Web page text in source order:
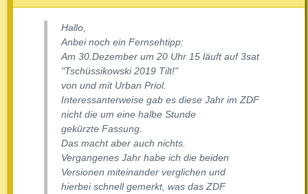
Hallo,
Anbei noch ein Fernsehtipp:
Am 30.Dezember um 20 Uhr 15 läuft auf 3sat
"Tschüssikowski 2019 Tilt!"
von und mit Urban Priol.
Interessanterweise gab es diese Jahr im ZDF
nicht die um eine halbe Stunde
gekürzte Fassung.
Das macht aber auch nichts.
Vergangenes Jahr habe ich die beiden
Versionen miteinander verglichen und
hierbei schnell gemerkt, was das ZDF